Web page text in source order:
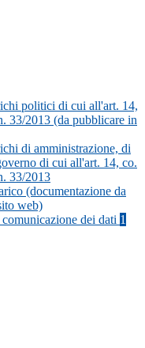
politici di cui all'art. 14,
33/2013 (da pubblicare in
di amministrazione, di
di cui all'art. 14, co.
33/2013
(documentazione da
web)
dei dati 1